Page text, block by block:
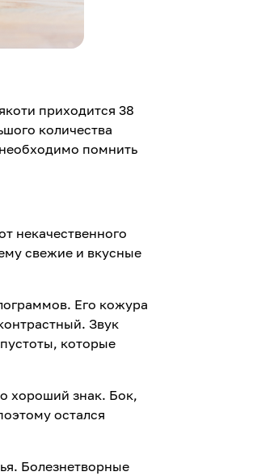
приходится 38
количества
помнить
некачественного
свежие и вкусные
Его кожура
Звук
которые
хороший знак. Бок,
остался
Болезнетворные